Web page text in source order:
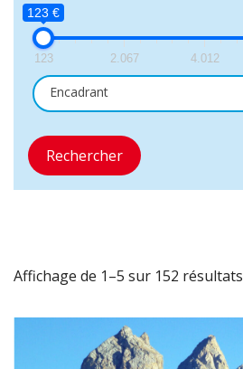
123 €
123 2.067 4.012
Encadrant
Rechercher
Affichage de 1–5 sur 152 résultats